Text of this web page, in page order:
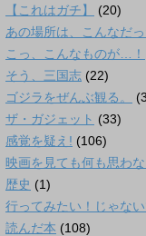
【これはガチ】
(20)
あの場所は、こんなだっ
こっ、こんなものが…！
そう、三国志 (22)
ゴジラをぜんぶ観る。
ザ・ガジェット (33)
感覚を疑え! (106)
映画を見ても何も思わ
歴史 (1)
行ってみたい！じゃない
読んだ本 (108)